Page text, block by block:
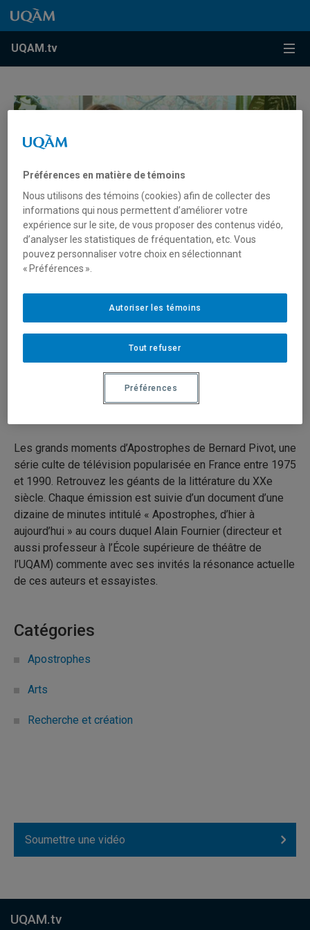
Accéder au contenu
Accéder au menu principal
Accéder à la recherche
Accéder au contenu
Accéder au menu principal
UQAM.tv
Borges et Le Clezio – invitée
Caroline Ferrer et Rachel Bouvet
Les grands moments d’Apostrophes de Bernard Pivot, une
série culte de télévision popularisée en France entre 1975
et 1990. Retrouvez les géants de la littérature du XXe
siècle. Chaque émission est suivie d’un document d’une
dizaine de minutes intitulé « Apostrophes, d’hier à
aujourd’hui » au cours duquel Alain Fournier (directeur et
aussi professeur à l’École supérieure de théâtre de
l’UQAM) commente avec ses invités la résonance actuelle
de ces auteurs et essayistes.
Catégories
Apostrophes
Arts
Recherche et création
Soumettre une vidéo
UQAM.tv
Préférences en matière de témoins
Nous utilisons des témoins (cookies) afin de collecter des
informations qui nous permettent d’améliorer votre
expérience sur le site, de vous proposer des contenus vidéo,
d’analyser les statistiques de fréquentation, etc. Vous
pouvez personnaliser votre choix en sélectionnant
« Préférences ».
Tout refuser
Autoriser les témoins
Préférences